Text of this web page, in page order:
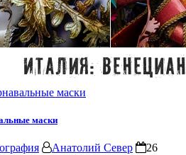
маски
маски
Анатолий Север
26